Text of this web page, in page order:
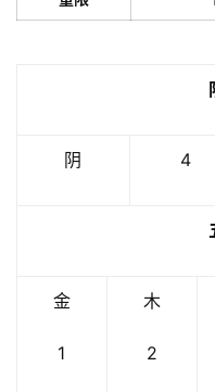
阴 4
金
1
木
2